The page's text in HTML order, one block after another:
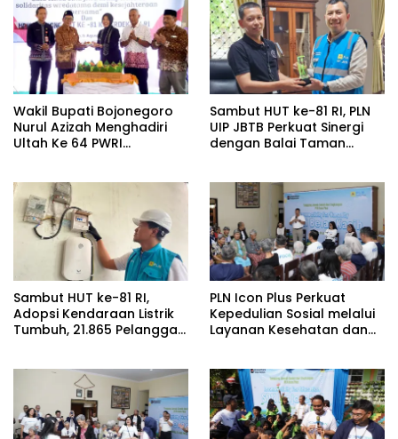
Wakil Bupati Bojonegoro
Nurul Azizah Menghadiri
Ultah Ke 64 PWRI
Sambut HUT ke-81 RI, PLN
UIP JBTB Perkuat Sinergi
dengan Balai Taman
SUTET 500 kV Paiton–
Watudodol/Kalipuro
Sambut HUT ke-81 RI,
Adopsi Kendaraan Listrik
Tumbuh, 21.865 Pelanggan
pada Semester I 2026
PLN Icon Plus Perkuat
Kepedulian Sosial melalui
Layanan Kesehatan dan